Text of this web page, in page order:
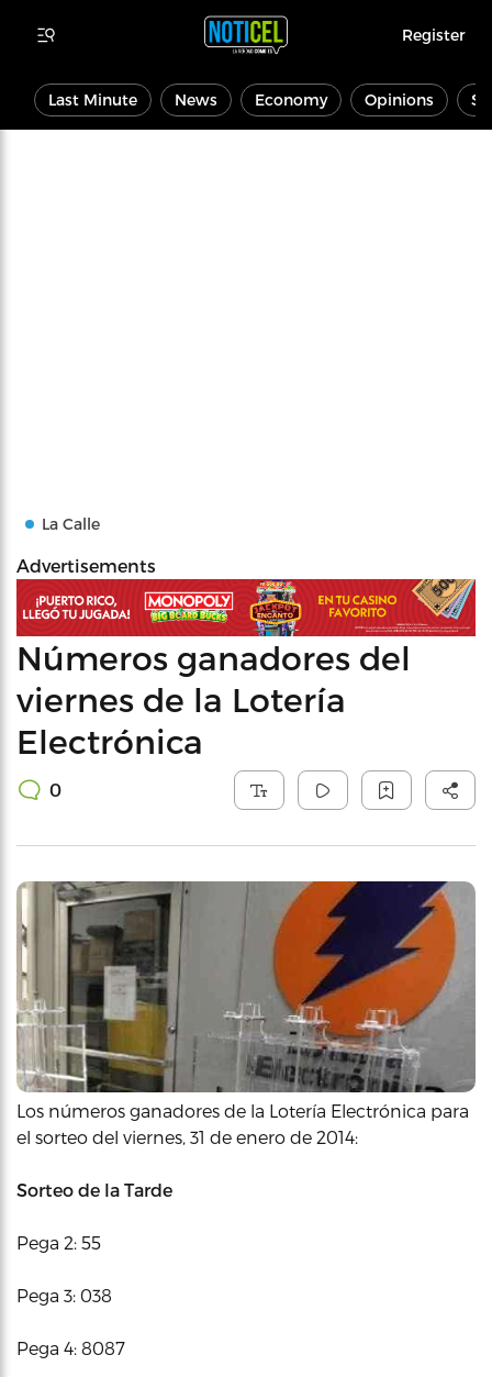
Register
Last Minute News Economy Opinions
La Calle
Advertisements
Números ganadores del
viernes de la Lotería
Electrónica
0
Los números ganadores de la Lotería Electrónica para
el sorteo del viernes, 31 de enero de 2014:
Sorteo de la Tarde
Pega 2: 55
Pega 3: 038
Pega 4: 8087